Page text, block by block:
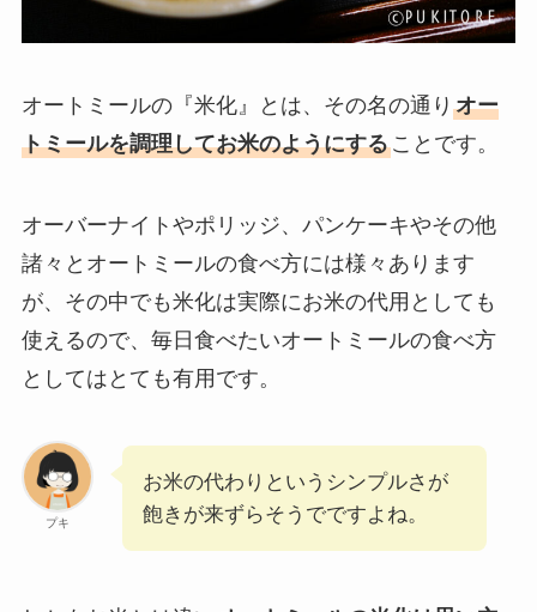
オートミールの『米化』とは、その名の通り オー
トミールを調理してお米のようにすることです。
オーバーナイトやポリッジ、パンケーキやその他
諸々とオートミールの食べ方には様々あります
が、その中でも米化は実際にお米の代用としても
使えるので、毎日食べたいオートミールの食べ方
としてはとても有用です。
プキ
お米の代わりというシンプルさが
飽きが来ずらそうでですよね。